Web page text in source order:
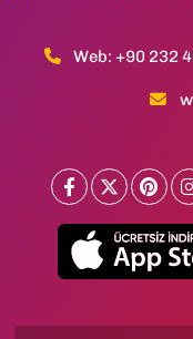
Web: +90 232